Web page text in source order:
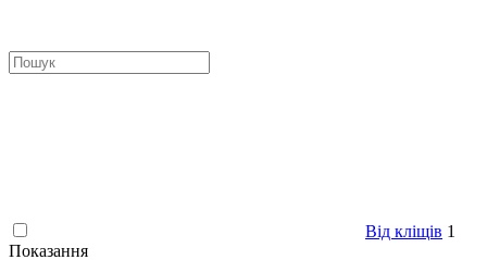
Від кліщів 1
Показання